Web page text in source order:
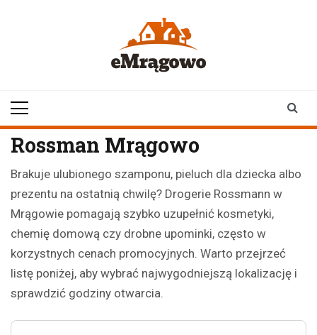
Rossman Mrągowo
Brakuje ulubionego szamponu, pieluch dla dziecka albo
prezentu na ostatnią chwilę? Drogerie Rossmann w
Mrągowie pomagają szybko uzupełnić kosmetyki,
chemię domową czy drobne upominki, często w
korzystnych cenach promocyjnych. Warto przejrzeć
listę poniżej, aby wybrać najwygodniejszą lokalizację i
sprawdzić godziny otwarcia.